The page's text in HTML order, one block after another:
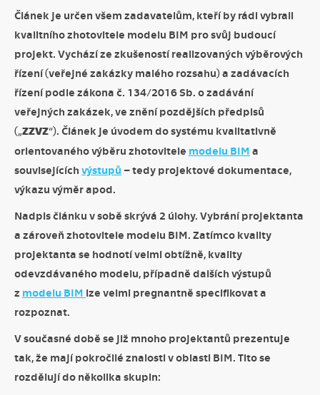
Článek je určen všem zadavatelům, kteří by rádi vybrali
kvalitního zhotovitele modelu BIM pro svůj budoucí
projekt. Vychází ze zkušeností realizovaných výběrových
řízení (veřejné zakázky malého rozsahu) a zadávacích
řízení podle zákona č. 134/2016 Sb. o zadávání
veřejných zakázek, ve znění pozdějších předpisů
(„ZZVZ“). Článek je úvodem do systému kvalitativně
orientovaného výběru zhotovitele modelu BIM a
souvisejících výstupů – tedy projektové dokumentace,
výkazu výměr apod.
Nadpis článku v sobě skrývá 2 úlohy. Vybrání projektanta
a zároveň zhotovitele modelu BIM. Zatímco kvality
projektanta se hodnotí velmi obtížně, kvality
odevzdávaného modelu, případně dalších výstupů
z modelu BIM lze velmi pregnantně specifikovat a
rozpoznat.
V současné době se již mnoho projektantů prezentuje
tak, že mají pokročilé znalosti v oblasti BIM. Tito se
rozdělují do několika skupin: